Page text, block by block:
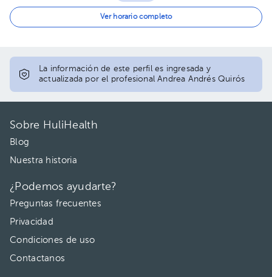
01:00 pm
05:00 pm
Ver horario completo
La información de este perfil es ingresada y
actualizada por el profesional Andrea Andrés Quirós
Sobre HuliHealth
Blog
Nuestra historia
¿Podemos ayudarte?
Preguntas frecuentes
Privacidad
Condiciones de uso
Contactanos